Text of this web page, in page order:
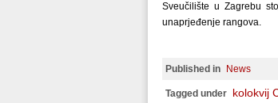
Sveučilište u Zagrebu
unaprjeđenje rangova.
Published in News
Tagged under kolokvij